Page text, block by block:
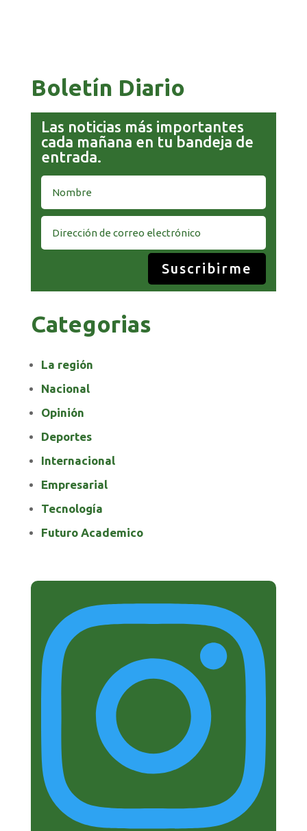
Boletín Diario
Las noticias más importantes
cada mañana en tu bandeja de
entrada.
Suscribirme
Categorias
La región
Nacional
Opinión
Deportes
Internacional
Empresarial
Tecnología
Futuro Academico